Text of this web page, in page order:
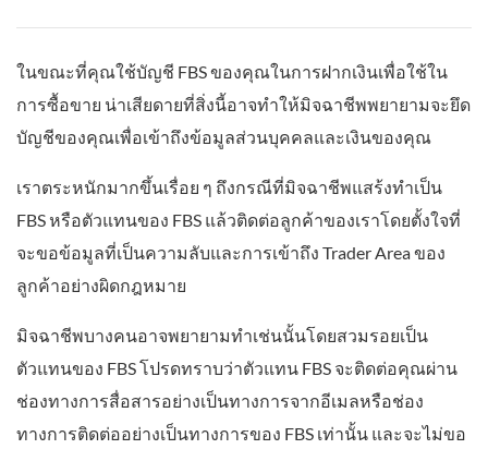
ในขณะที่คุณใช้บัญชี FBS ของคุณในการฝากเงินเพื่อใช้ใน
การซื้อขาย น่าเสียดายที่สิ่งนี้อาจทำให้มิจฉาชีพพยายามจะยึด
บัญชีของคุณเพื่อเข้าถึงข้อมูลส่วนบุคคลและเงินของคุณ
เราตระหนักมากขึ้นเรื่อย ๆ ถึงกรณีที่มิจฉาชีพแสร้งทำเป็น
FBS หรือตัวแทนของ FBS แล้วติดต่อลูกค้าของเราโดยตั้งใจที่
จะขอข้อมูลที่เป็นความลับและการเข้าถึง Trader Area ของ
ลูกค้าอย่างผิดกฎหมาย
มิจฉาชีพบางคนอาจพยายามทำเช่นนั้นโดยสวมรอยเป็น
ตัวแทนของ FBS โปรดทราบว่าตัวแทน FBS จะติดต่อคุณผ่าน
ช่องทางการสื่อสารอย่างเป็นทางการจากอีเมลหรือช่อง
ทางการติดต่ออย่างเป็นทางการของ FBS เท่านั้น และจะไม่ขอ